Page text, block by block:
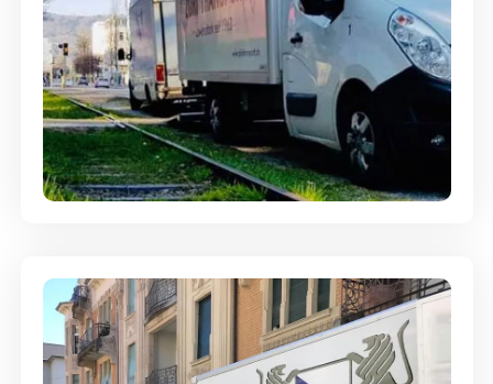
Ein- und Auspackservice